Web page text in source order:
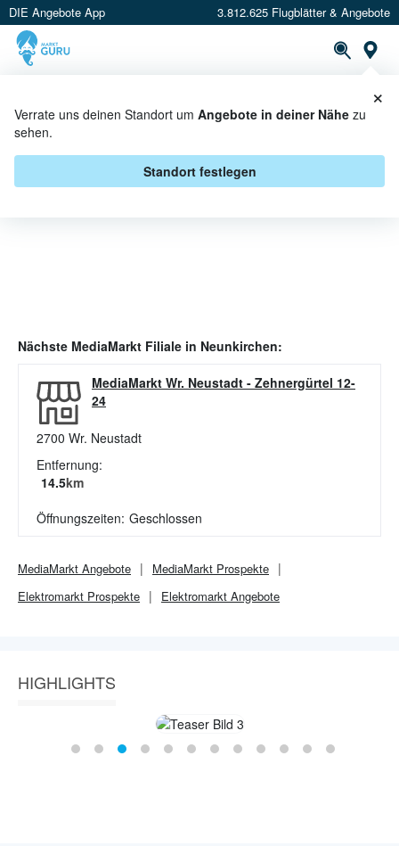
DIE Angebote App 3.812.625 Flugblätter & Angebote
Verrate uns deinen Standort um Angebote in deiner Nähe zu
sehen.
Standort festlegen
×
MEDIAMARKT ANGEBOTE IN
NEUNKIRCHEN
Nächste MediaMarkt Filiale in Neunkirchen:
MediaMarkt Wr. Neustadt - Zehnergürtel 12-
24
2700 Wr. Neustadt
Entfernung:
14.5km
Öffnungszeiten: Geschlossen
MediaMarkt Angebote MediaMarkt Prospekte
Elektromarkt Prospekte Elektromarkt Angebote
HIGHLIGHTS